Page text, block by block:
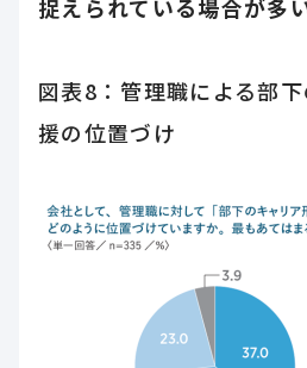
捉えられている場合が多
図表8：管理職による部
援の位置づけ